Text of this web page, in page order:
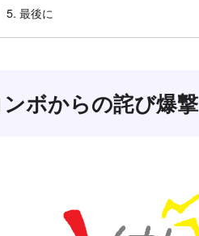
最後に
ボからの詫び爆撃